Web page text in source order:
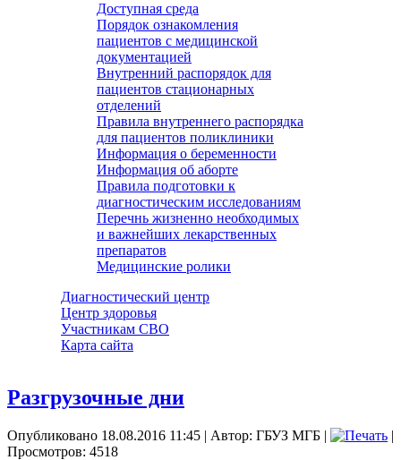
Доступная среда
Порядок ознакомления
пациентов с медицинской
документацией
Внутренний распорядок для
пациентов стационарных
отделений
Правила внутреннего распорядка
для пациентов поликлиники
Информация о беременности
Информация об аборте
Правила подготовки к
диагностическим исследованиям
Перечнь жизненно необходимых
и важнейших лекарственных
препаратов
Медицинские ролики
Диагностический центр
Центр здоровья
Участникам СВО
Карта сайта
Разгрузочные дни
Опубликовано 18.08.2016 11:45 | Автор: ГБУЗ МГБ |
|
Просмотров: 4518